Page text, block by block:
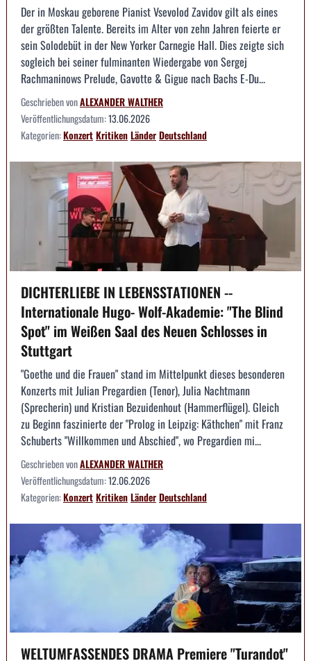
Der in Moskau geborene Pianist Vsevolod Zavidov gilt als eines
der größten Talente. Bereits im Alter von zehn Jahren feierte er
sein Solodebüt in der New Yorker Carnegie Hall. Dies zeigte sich
sogleich bei seiner fulminanten Wiedergabe von Sergej
Rachmaninows Prelude, Gavotte & Gigue nach Bachs E-Du...
Geschrieben vonALEXANDER WALTHER
Veröffentlichungsdatum:13.06.2026
Kategorien:KonzertKritikenLänderDeutschland
DICHTERLIEBE IN LEBENSSTATIONEN --
Internationale Hugo- Wolf-Akademie: "The Blind
Spot" im Weißen Saal des Neuen Schlosses in
Stuttgart
"Goethe und die Frauen" stand im Mittelpunkt dieses besonderen
Konzerts mit Julian Pregardien (Tenor), Julia Nachtmann
(Sprecherin) und Kristian Bezuidenhout (Hammerflügel). Gleich
zu Beginn faszinierte der "Prolog in Leipzig: Käthchen" mit Franz
Schuberts "Willkommen und Abschied", wo Pregardien mi...
Geschrieben vonALEXANDER WALTHER
Veröffentlichungsdatum:12.06.2026
Kategorien:KonzertKritikenLänderDeutschland
WELTUMFASSENDES DRAMA Premiere "Turandot"